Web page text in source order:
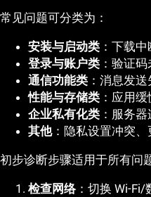
常见问题可分类为：
安装与启动类 ：下载
登录与账户类 ：验证码
通信功能类 ：消息发
性能与存储类 ：应用
企业私有化类 ：服务
其他：隐私设置冲突、
初步诊断步骤适用于所有问
检查网络：切换 Wi-Fi/